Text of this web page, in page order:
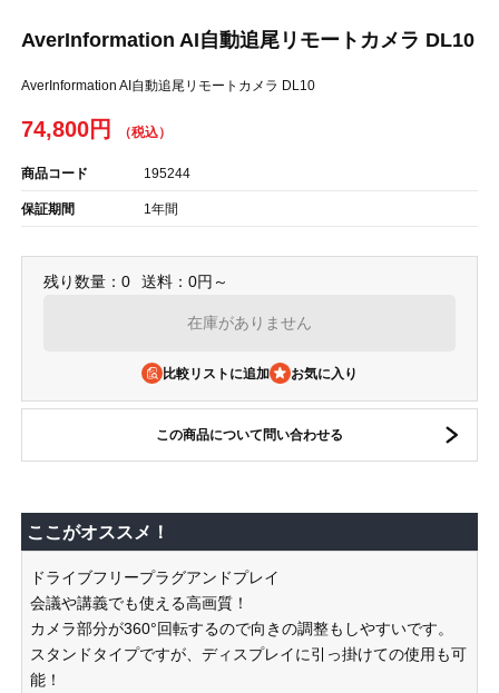
AverInformation AI自動追尾リモートカメラ DL10
AverInformation AI自動追尾リモートカメラ DL10
74,800円
商品コード 195244
保証期間 1年間
残り数量：0 送料：0円～
在庫がありません
比較リストに追加
この商品について問い合わせる
ここがオススメ！
ドライブフリープラグアンドプレイ
会議や講義でも使える高画質！
カメラ部分が360°回転するので向きの調整もしやすいです。
スタンドタイプですが、ディスプレイに引っ掛けての使用も可
能！